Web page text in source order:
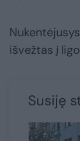
išvežtas į
Susiję